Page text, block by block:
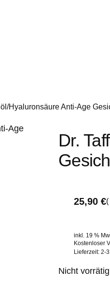
Hyaluronsäure Anti-Age
Dr.
25,90 €(
inkl. 19 %
Kostenloser
Lieferzeit: 2-
Nicht vorrätig